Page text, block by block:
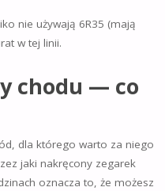
nie używają 6R35 (mają
w tej linii.
chodu — co
dla którego warto za niego
jaki nakręcony zegarek
oznacza to, że możesz